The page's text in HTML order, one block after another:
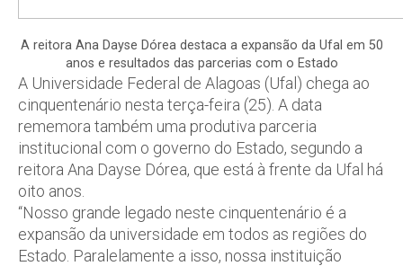
A reitora Ana Dayse Dórea destaca a expansão da Ufal em 50
anos e resultados das parcerias com o Estado
A Universidade Federal de Alagoas (Ufal) chega ao
cinquentenário nesta terça-feira (25). A data
rememora também uma produtiva parceria
institucional com o governo do Estado, segundo a
reitora Ana Dayse Dórea, que está à frente da Ufal há
oito anos.
“Nosso grande legado neste cinquentenário é a
expansão da universidade em todos as regiões do
Estado. Paralelamente a isso, nossa instituição